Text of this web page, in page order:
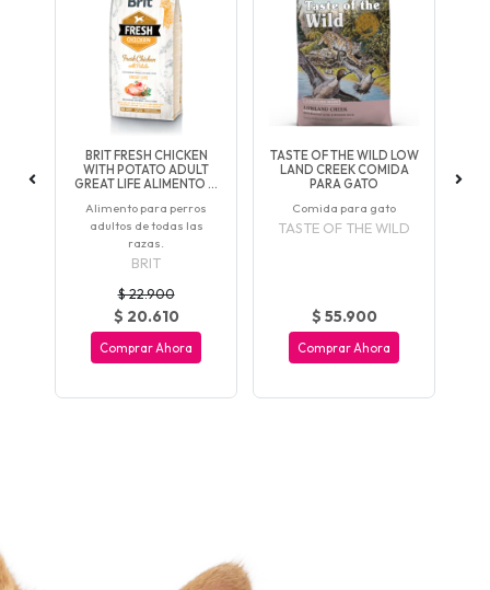
BRIT FRESH CHICKEN
WITH POTATO ADULT
GREAT LIFE ALIMENTO ...
Alimento para perros
adultos de todas las
razas.
BRIT
$ 22.900
$ 20.610
Comprar Ahora
TASTE OF THE WILD LOW
LAND CREEK COMIDA
PARA GATO
Comida para gato
TASTE OF THE WILD
$ 55.900
Comprar Ahora